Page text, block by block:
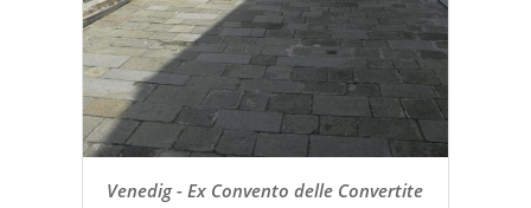
Venedig - Ex Convento delle Convertite